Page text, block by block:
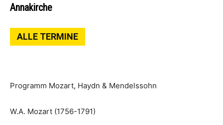
Annakirche
ALLE TERMINE
Programm Mozart, Haydn & Mendelssohn
W.A. Mozart (1756-1791)